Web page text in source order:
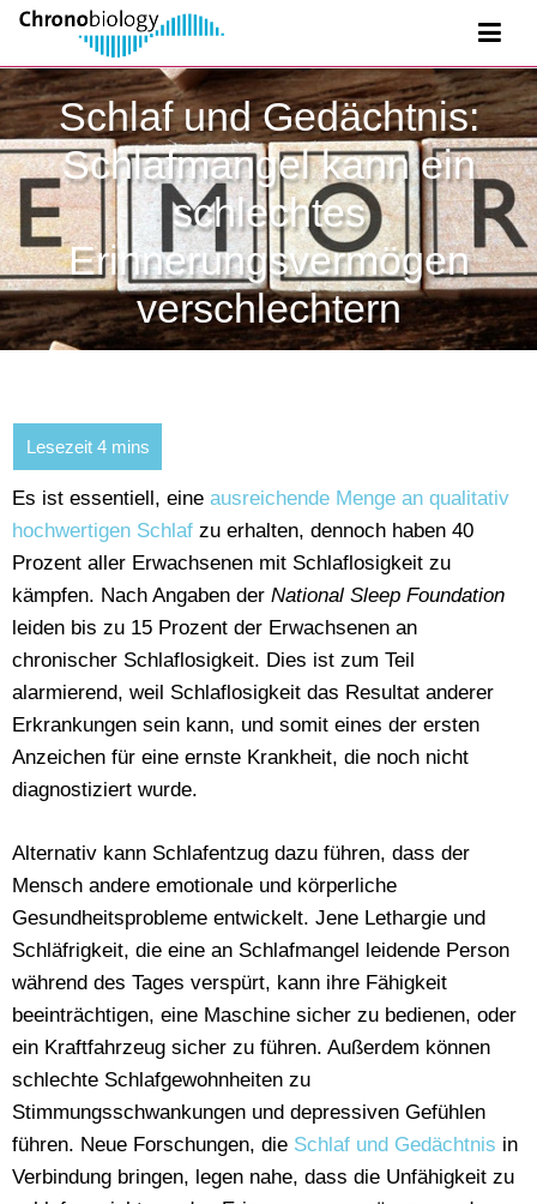
Schlaf und Gedächtnis:
Schlafmangel kann ein
schlechtes
Erinnerungsvermögen
verschlechtern
Es ist essentiell, eine ausreichende Menge an qualitativ
hochwertigen Schlaf zu erhalten, dennoch haben 40
Prozent aller Erwachsenen mit Schlaflosigkeit zu
kämpfen. Nach Angaben der National Sleep Foundation
leiden bis zu 15 Prozent der Erwachsenen an
chronischer Schlaflosigkeit. Dies ist zum Teil
alarmierend, weil Schlaflosigkeit das Resultat anderer
Erkrankungen sein kann, und somit eines der ersten
Anzeichen für eine ernste Krankheit, die noch nicht
diagnostiziert wurde.
Alternativ kann Schlafentzug dazu führen, dass der
Mensch andere emotionale und körperliche
Gesundheitsprobleme entwickelt. Jene Lethargie und
Schläfrigkeit, die eine an Schlafmangel leidende Person
während des Tages verspürt, kann ihre Fähigkeit
beeinträchtigen, eine Maschine sicher zu bedienen, oder
ein Kraftfahrzeug sicher zu führen. Außerdem können
schlechte Schlafgewohnheiten zu
Stimmungsschwankungen und depressiven Gefühlen
führen. Neue Forschungen, die Schlaf und Gedächtnis in
Verbindung bringen, legen nahe, dass die Unfähigkeit zu